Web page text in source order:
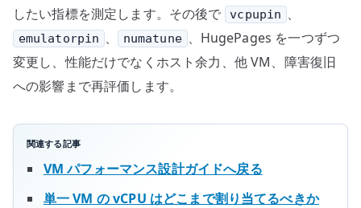
したい指標を測定します。その後で
vcpupin 、
emulatorpin 、 numatune 、HugePages を一つずつ
変更し、性能だけでなくホスト余力、他 VM、障害復旧
への影響まで再評価します。
関連する記事
VM パフォーマンス設計ガイドへ戻る
単一 VM の vCPU はどこまで割り当てるべきか